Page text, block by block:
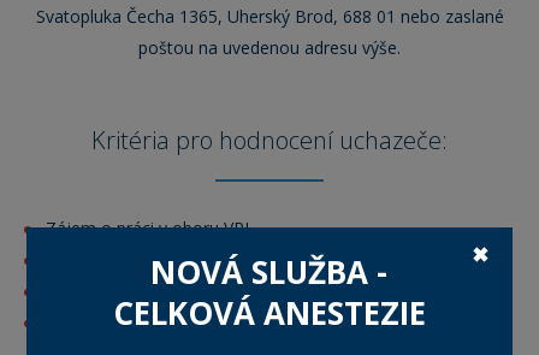
Svatopluka Čecha 1365, Uherský Brod, 688 01 nebo zaslané
poštou na uvedenou adresu výše.
Kritéria pro hodnocení uchazeče:
Zájem o práci v oboru VPL
Zájem o výkon povolání v daném regionu
Předpoklady a znalosti důležité z hlediska VPL
Komunikační schopnosti
NOVÁ SLUŽBA -
CELKOVÁ ANESTEZIE
✖